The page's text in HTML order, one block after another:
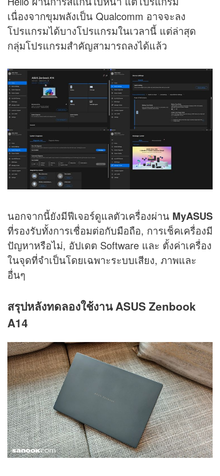
เนื่องจากขุมพลังเป็น Qualcomm อาจจะลง
โปรแกรมได้บางโปรแกรมในเวลานี้ แต่ล่าสุด
กลุ่มโปรแกรมสำคัญสามารถลงได้แล้ว
นอกจากนี้ยังมีฟีเจอร์ดูแลตัวเครื่องผ่าน MyASUS
ที่รองรับทั้งการเชื่อมต่อกับมือถือ, การเช็คเครื่องมี
ปัญหาหรือไม่, อัปเดต Software และ ตั้งค่าเครื่อง
ในจุดที่จำเป็นโดยเฉพาะระบบเสียง, ภาพและ
อื่นๆ
สรุปหลังทดลองใช้งาน ASUS Zenbook
A14